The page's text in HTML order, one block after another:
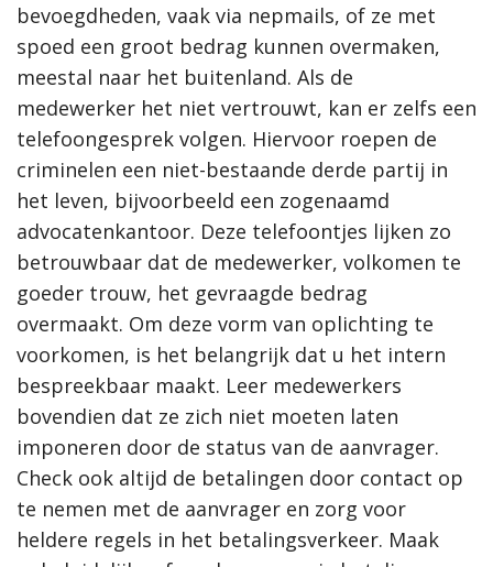
bevoegdheden, vaak via nepmails, of ze met
spoed een groot bedrag kunnen overmaken,
meestal naar het buitenland. Als de
medewerker het niet vertrouwt, kan er zelfs een
telefoongesprek volgen. Hiervoor roepen de
criminelen een niet-bestaande derde partij in
het leven, bijvoorbeeld een zogenaamd
advocatenkantoor. Deze telefoontjes lijken zo
betrouwbaar dat de medewerker, volkomen te
goeder trouw, het gevraagde bedrag
overmaakt. Om deze vorm van oplichting te
voorkomen, is het belangrijk dat u het intern
bespreekbaar maakt. Leer medewerkers
bovendien dat ze zich niet moeten laten
imponeren door de status van de aanvrager.
Check ook altijd de betalingen door contact op
te nemen met de aanvrager en zorg voor
heldere regels in het betalingsverkeer. Maak